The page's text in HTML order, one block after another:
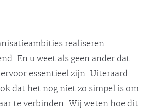
realiseren.
En u weet als geen ander dat
essentieel zijn. Uiteraard.
dat het nog niet zo simpel is om
te verbinden. Wij weten hoe dit